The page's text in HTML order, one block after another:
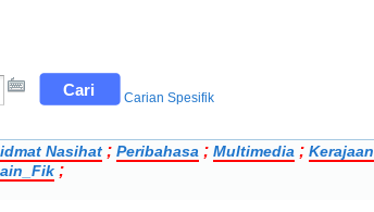
Carian Spesifik
Nasihat ; Peribahasa ; Multimedia ; Kerajaan
;